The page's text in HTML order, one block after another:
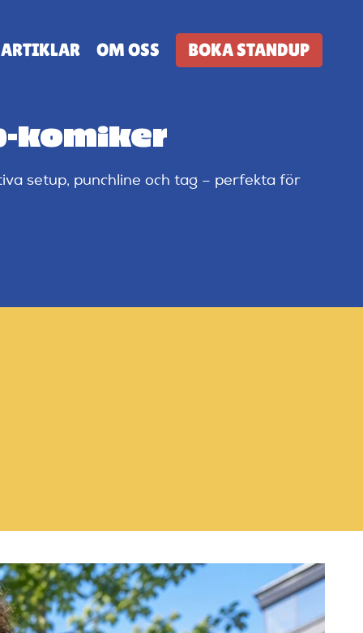
ARTIKLAR OM OSS BOKA STANDUP
komiker
setup, punchline och tag – perfekta för